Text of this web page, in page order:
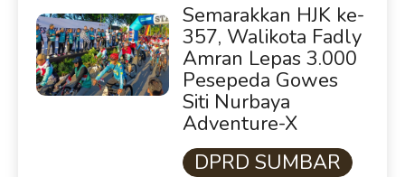
Semarakkan HJK ke-
357, Walikota Fadly
Amran Lepas 3.000
Pesepeda Gowes
Siti Nurbaya
Adventure-X
DPRD SUMBAR